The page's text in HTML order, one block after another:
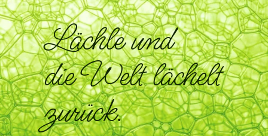
Lächle und
die Weltlächelt
zurück.